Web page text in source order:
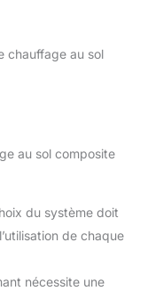
au sol composite
du système doit
de chaque
nécessite une